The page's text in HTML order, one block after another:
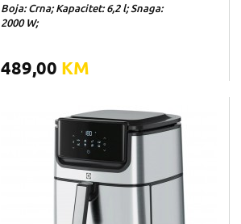
Boja: Crna; Kapacitet: 6,2 l; Snaga:
2000 W;
489,00 KM